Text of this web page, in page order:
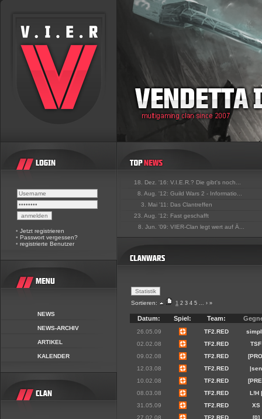
• Jetzt registrieren
• Passwort vergessen?
• registrierte Benutzer
NEWS
NEWS-ARCHIV
ARTIKEL
KALENDER
18. Dez. '16: V.I.E.R.? Die gibt's noch...
8. Aug. '12: Guild Wars 2 - Informatio...
3. Mai '11: Das Clantreffen
23. Aug. '12: Fast geschafft
8. Jun. '09: VIER-Clan legt wert auf Ä...
Sortieren: 1 2 3 4 5 ... › »
Datum: Spiel: Team:
26.05.09 TF2.RED
02.02.08
TF2.RED
TSF
09.02.08
TF2.RED
12.03.08
TF2.RED
|sen
10.02.08
TF2.RED
08.03.08
TF2.RED
L!H |
31.05.09
TF2.RED
XS
27.02.08
TF2.RED
[0]